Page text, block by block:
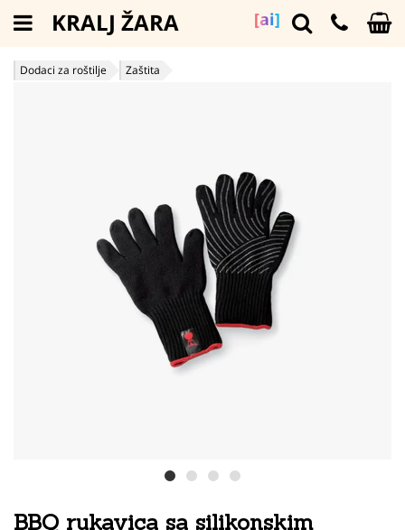
[ai]
KRALJ ŽARA
Dodaci za roštilje Zaštita
BBQ rukavica sa silikonskim